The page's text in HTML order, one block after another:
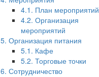
4.1. План мероприятий
4.2. Организация
мероприятий
5. Организация питания
5.1. Кафе
5.2. Торговые точки
6. Сотрудничество